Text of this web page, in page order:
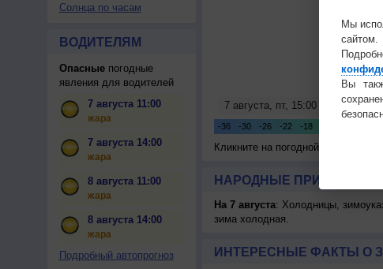
Солнца по часам
ВОДИТЕЛЯМ
Опасныепогодные
явления для водителей
7 августа 11:00
жара
7 августа 14:00
жара
8 августа 11:00
жара
8 августа 14:00
жара
Подробный автопрогноз
Кликните на погодной карте для
НАРОДНЫЕ ПРИМЕТЫ И
На 7 августа: Холодницы,
зима холодная.
ИНТЕРЕСНЫЕ ФАКТЫ О
Мы
Вы